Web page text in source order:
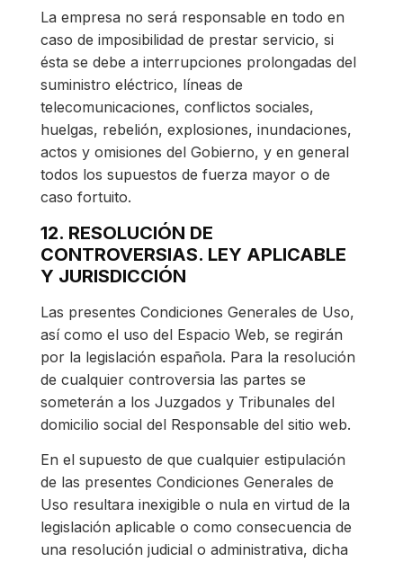
La empresa no será responsable en todo en
caso de imposibilidad de prestar servicio, si
ésta se debe a interrupciones prolongadas del
suministro eléctrico, líneas de
telecomunicaciones, conflictos sociales,
huelgas, rebelión, explosiones, inundaciones,
actos y omisiones del Gobierno, y en general
todos los supuestos de fuerza mayor o de
caso fortuito.
12. RESOLUCIÓN DE
CONTROVERSIAS. LEY APLICABLE
Y JURISDICCIÓN
Las presentes Condiciones Generales de Uso,
así como el uso del Espacio Web, se regirán
por la legislación española. Para la resolución
de cualquier controversia las partes se
someterán a los Juzgados y Tribunales del
domicilio social del Responsable del sitio web.
En el supuesto de que cualquier estipulación
de las presentes Condiciones Generales de
Uso resultara inexigible o nula en virtud de la
legislación aplicable o como consecuencia de
una resolución judicial o administrativa, dicha